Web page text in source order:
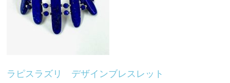
ラピスラズリ デザインブレスレット